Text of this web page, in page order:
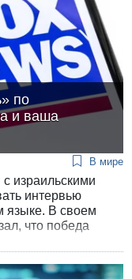
по
и ваша
В мире
израильскими
интервью
языке. В своем
что победа